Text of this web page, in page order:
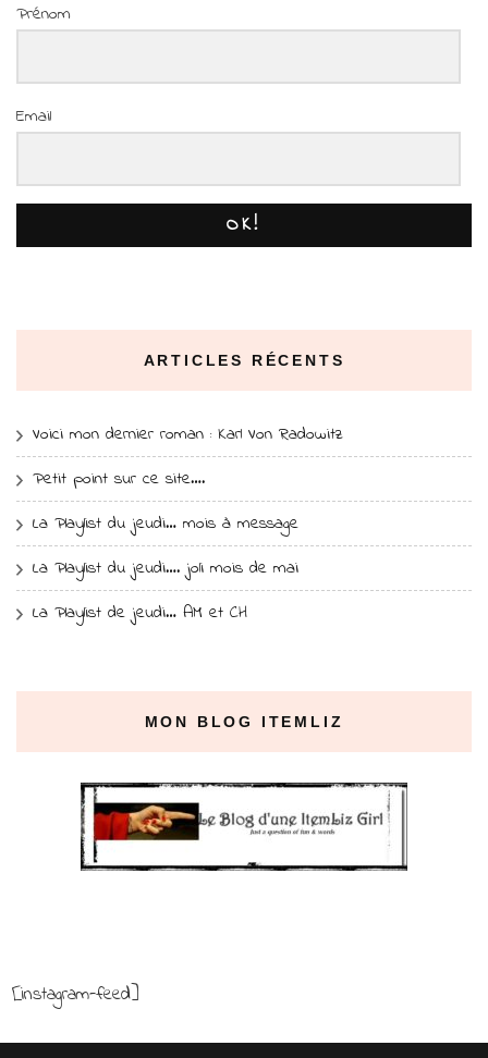
Prénom
Email
OK!
ARTICLES RÉCENTS
Voici mon dernier roman : Karl Von Radowitz
Petit point sur ce site….
La Playlist du jeudi… mois à message
La Playlist du jeudi…. joli mois de mai
La Playlist de jeudi… AM et CH
MON BLOG ITEMLIZ
[instagram-feed]